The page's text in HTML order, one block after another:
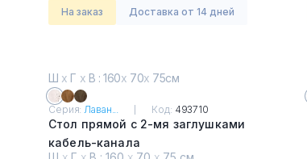
На заказ Доставка от 14 дней
Ш х Г х В : 160х 70х 75см
Серия:Лаван... Код: 493710
Стол прямой с 2-мя заглушками
кабель-канала